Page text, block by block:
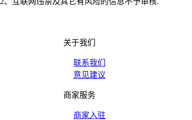
关于我们
联系我们
意见建议
商家服务
商家入驻